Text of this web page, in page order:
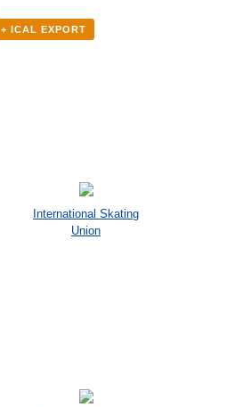
+ ICAL EXPORT
International Skating
Union